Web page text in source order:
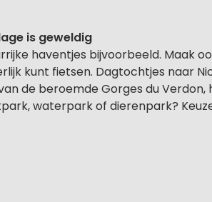
is geweldig
haventjes bijvoorbeeld. Maak
kunt fietsen. Dagtochtjes naar
de beroemde Gorges du
waterpark of dierenpark?